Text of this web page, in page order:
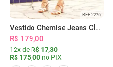
REF 2226
Vestido Chemise Jeans Clássica Serena
R$ 179,00
12x de R$ 17,30
R$ 175,00 no PIX